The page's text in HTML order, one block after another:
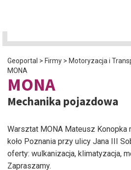
Geoportal > Firmy > Motoryzacja i
MONA
MONA
Mechanika pojazdowa
Warsztat MONA Mateusz Konopka
koło Poznania przy ulicy Jana III
oferty: wulkanizacja, klimatyzacja,
Zapraszamy.